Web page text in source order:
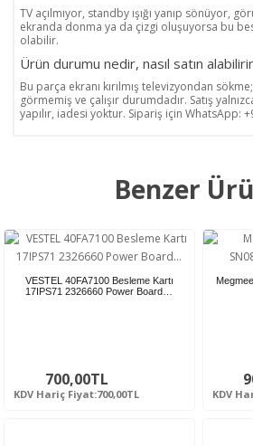
TV açılmıyor, standby ışığı yanıp sönüyor,
ekranda donma ya da çizgi oluşuyorsa bu
olabilir.
Ürün durumu nedir, nasıl satın
Bu parça ekranı kırılmış televizyondan
görmemiş ve çalışır durumdadır. Satış
yapılır, iadesi yoktur. Sipariş için WhatsApp:
Benzer
VESTEL 40FA7100 Besleme Kartı
17IPS71 2326660 Power Board…
700,00TL
KDV Hariç Fiyat:700,00TL KDV